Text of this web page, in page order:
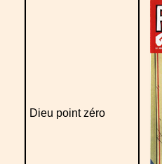
Dieu point zéro